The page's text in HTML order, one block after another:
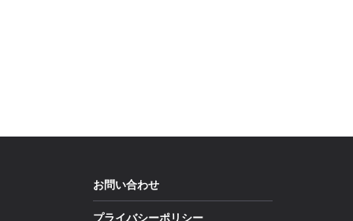
お問い合わせ
プライバシーポリシー